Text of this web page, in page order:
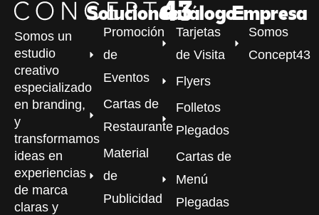
Somos un
estudio
creativo
especializado
en branding,
y
transformamos
ideas en
experiencias
de marca
claras y
Soluciones
Promoción
de
Eventos
Cartas de
Restaurante
Material
de
Publicidad
Catálogo
Tarjetas
de Visita
Flyers
Folletos
Plegados
Cartas de
Menú
Plegadas
Empresa
Somos
Concept43